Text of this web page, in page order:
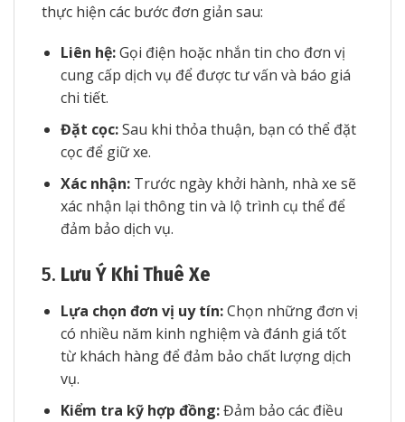
thực hiện các bước đơn giản sau:
Liên hệ:Gọi điện hoặc nhắn tin cho đơn vị
cung cấp dịch vụ để được tư vấn và báo giá
chi tiết.
Đặt cọc:Sau khi thỏa thuận, bạn có thể đặt
cọc để giữ xe.
Xác nhận:Trước ngày khởi hành, nhà xe sẽ
xác nhận lại thông tin và lộ trình cụ thể để
đảm bảo dịch vụ.
5. Lưu Ý Khi Thuê Xe
Lựa chọn đơn vị uy tín:Chọn những đơn vị
có nhiều năm kinh nghiệm và đánh giá tốt
từ khách hàng để đảm bảo chất lượng dịch
vụ.
Kiểm tra kỹ hợp đồng:Đảm bảo các điều